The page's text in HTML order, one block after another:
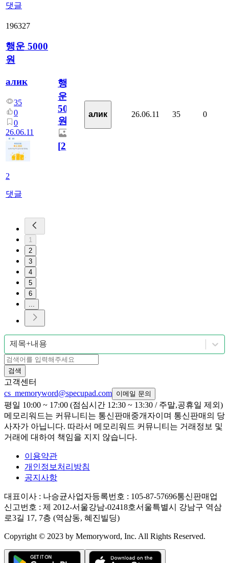
댓글
196327
행운 5000
원
алик
35
0
0
26.06.11
2
댓글
행
운
5000
원
[2]
алик 26.06.11 35 0
1
2
3
4
5
6
제목+내용
검색
고객센터
cs_memoryword@specupad.com 이메일 문의
평일 10:00 ~ 17:00 (점심시간 12:30 ~ 13:30 / 주말,공휴일 제외)
메모리워드는 커뮤니티는 통신판매중개자이며 통신판매의 당
사자가 아닙니다. 따라서 메모리워드 커뮤니티는 거래정보 및
거래에 대하여 책임을 지지 않습니다.
이용약관
개인정보처리방침
공지사항
대표이사 : 나승균사업자등록번호 : 105-87-57696통신판매업
신고번호 : 제 2012-서울강남-02418호서울특별시 강남구 역삼
로3길 17, 7층 (역삼동, 혜진빌딩)
Copyright © 2023 by Memoryword, Inc. All Rights Reserved.